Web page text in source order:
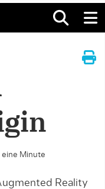
eine Minute
Reality